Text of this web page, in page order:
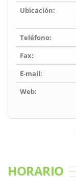
Ubicación:
Teléfono:
Fax:
E-mail:
Web:
HORARIO